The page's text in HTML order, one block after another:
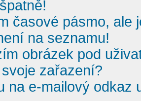
časové pásmo, ale
na seznamu!
obrázek pod
zařazení?
na e-mailový odkaz